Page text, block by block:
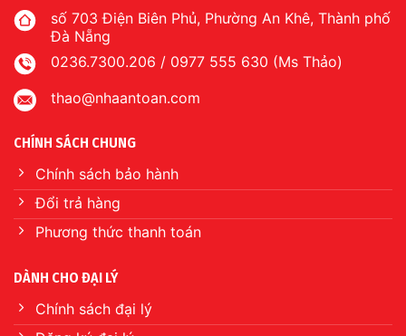
số 703 Điện Biên Phủ, Phường An Khê, Thành phố
Đà Nẵng
0236.7300.206 / 0977 555 630 (Ms Thảo)
thao@nhaantoan.com
CHÍNH SÁCH CHUNG
Chính sách bảo hành
Đổi trả hàng
Phương thức thanh toán
DÀNH CHO ĐẠI LÝ
Chính sách đại lý